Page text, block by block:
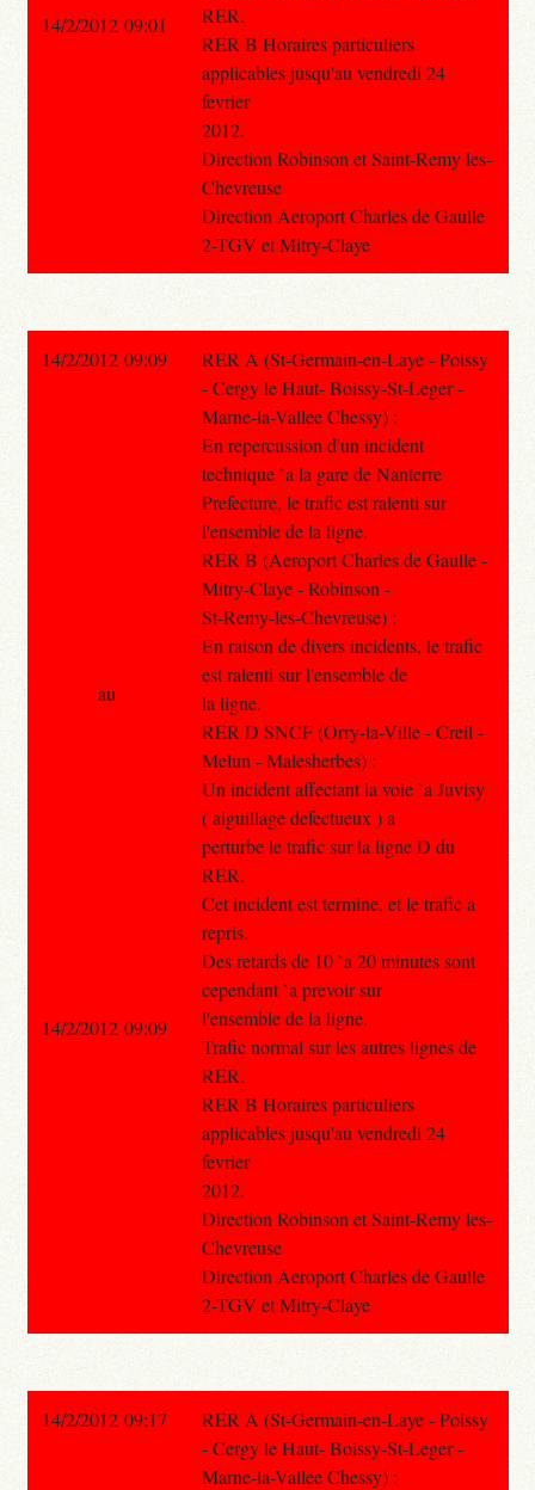
RER.
RER B Horaires particuliers
applicables jusqu'au vendredi 24
fevrier
2012.
Direction Robinson et Saint-Remy les-
Chevreuse
Direction Aeroport Charles de Gaulle
2-TGV et Mitry-Claye
14/2/2012 09:01
14/2/2012 09:09
RER A (St-Germain-en-Laye - Poissy
- Cergy le Haut- Boissy-St-Leger -
Marne-la-Vallee Chessy) :
En repercussion d'un incident
technique `a la gare de Nanterre
Prefecture, le trafic est ralenti sur
l'ensemble de la ligne.
RER B (Aeroport Charles de Gaulle -
Mitry-Claye - Robinson -
St-Remy-les-Chevreuse) :
En raison de divers incidents, le trafic
est ralenti sur l'ensemble de
la ligne.
RER D SNCF (Orry-la-Ville - Creil -
Melun - Malesherbes) :
Un incident affectant la voie `a Juvisy
( aiguillage defectueux ) a
perturbe le trafic sur la ligne D du
RER.
Cet incident est termine, et le trafic a
repris.
Des retards de 10 `a 20 minutes sont
cependant `a prevoir sur
l'ensemble de la ligne.
Trafic normal sur les autres lignes de
RER.
RER B Horaires particuliers
applicables jusqu'au vendredi 24
fevrier
2012.
Direction Robinson et Saint-Remy les-
Chevreuse
Direction Aeroport Charles de Gaulle
2-TGV et Mitry-Claye
au
14/2/2012 09:09
14/2/2012 09:17
RER A (St-Germain-en-Laye - Poissy
- Cergy le Haut- Boissy-St-Leger -
Marne-la-Vallee Chessy) :